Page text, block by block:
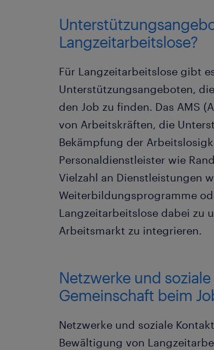
Langzeitarbeitslose?
Für Langzeitarbeitslose gibt
Unterstützungsangeboten,
den Job zu finden. Das AMS
von Arbeitskräften, die
Bekämpfung der
Personaldienstleister wie
Vielzahl an Dienstleistungen
Weiterbildungsprogramme
Langzeitarbeitslose dabei zu
Arbeitsmarkt zu integrieren.
Netzwerke und
Gemeinschaft beim
Netzwerke und soziale
Bewältigung von